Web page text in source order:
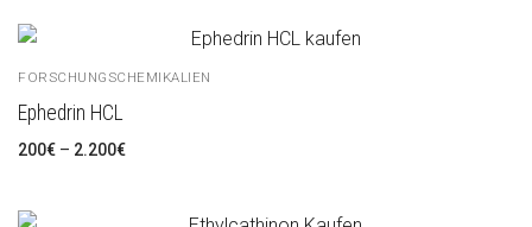
FORSCHUNGSCHEMIKALIEN
Ephedrin HCL
200€ – 2.200€